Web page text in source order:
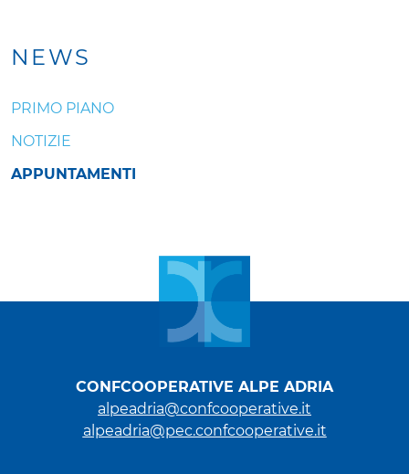
NEWS
PRIMO PIANO
NOTIZIE
APPUNTAMENTI
CONFCOOPERATIVE ALPE ADRIA
alpeadria@confcooperative.it
alpeadria@pec.confcooperative.it